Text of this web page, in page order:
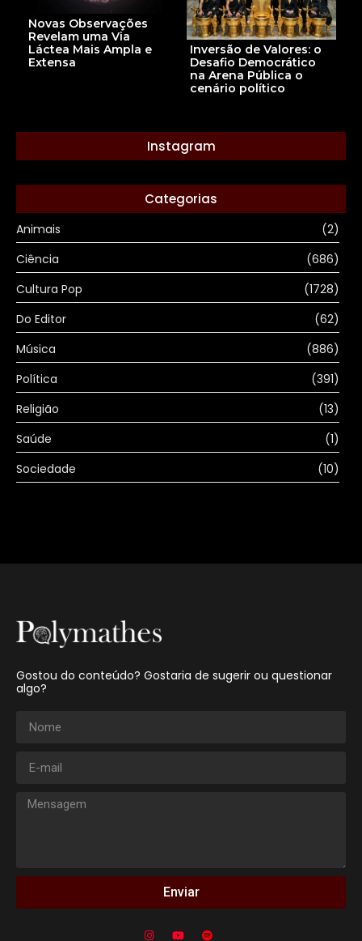
Novas Observações
Revelam uma Via
Láctea Mais Ampla e
Extensa
Inversão de Valores: o
Desafio Democrático
na Arena Pública o
cenário político
Instagram
Categorias
Animais
(2)
Ciência
(686)
Cultura Pop
(1728)
Do Editor
(62)
Música
(886)
Política
(391)
Religião
(13)
Saúde
(1)
Sociedade
(10)
Gostou do conteúdo? Gostaria de sugerir ou questionar
algo?
Enviar